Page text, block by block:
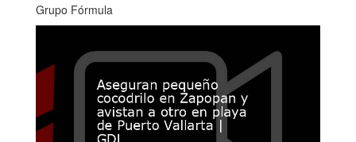
Grupo Fórmula